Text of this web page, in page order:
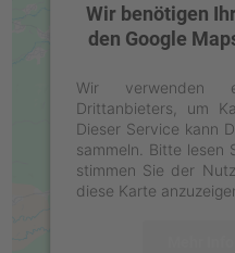
Wir benötigen
den Google
Wir verwenden
Drittanbieters, um
Dieser Service kann
sammeln. Bitte lesen
stimmen Sie der
diese Karte